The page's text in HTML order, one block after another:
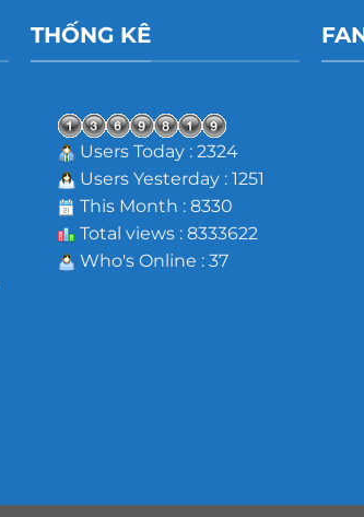
THỐNG KÊ
Users Today : 2324
Users Yesterday : 1251
This Month : 8330
Total views : 8333622
Who's Online : 37